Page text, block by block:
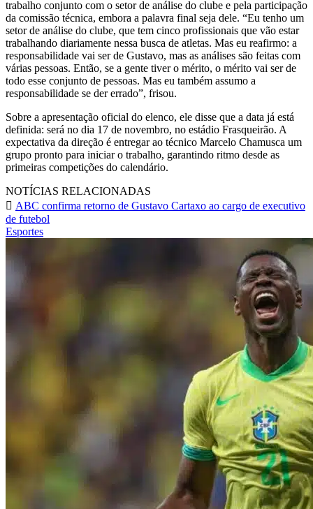
trabalho conjunto com o setor de análise do clube e pela participação
da comissão técnica, embora a palavra final seja dele. “Eu tenho um
setor de análise do clube, que tem cinco profissionais que vão estar
trabalhando diariamente nessa busca de atletas. Mas eu reafirmo: a
responsabilidade vai ser de Gustavo, mas as análises são feitas com
várias pessoas. Então, se a gente tiver o mérito, o mérito vai ser de
todo esse conjunto de pessoas. Mas eu também assumo a
responsabilidade se der errado”, frisou.
Sobre a apresentação oficial do elenco, ele disse que a data já está
definida: será no dia 17 de novembro, no estádio Frasqueirão. A
expectativa da direção é entregar ao técnico Marcelo Chamusca um
grupo pronto para iniciar o trabalho, garantindo ritmo desde as
primeiras competições do calendário.
NOTÍCIAS RELACIONADAS
ABC confirma retorno de Gustavo Cartaxo ao cargo de executivo
de futebol
Esportes